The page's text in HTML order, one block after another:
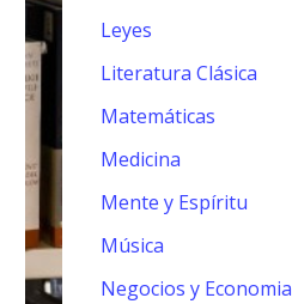
Leyes
Literatura Clásica
Matemáticas
Medicina
Mente y Espíritu
Música
Negocios y Economia